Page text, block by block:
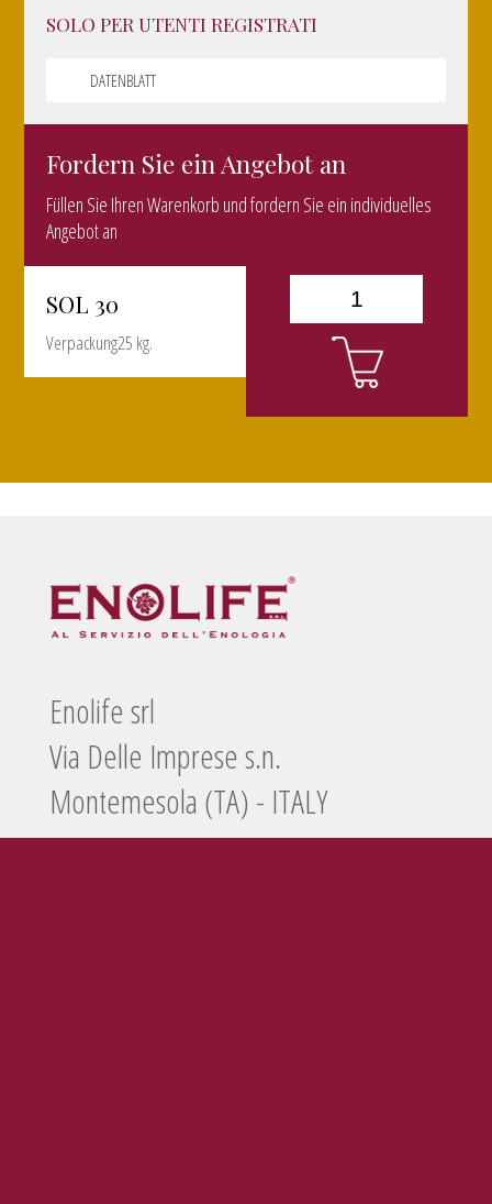
SOLO PER UTENTI REGISTRATI
DATENBLATT
Fordern Sie ein Angebot an
Füllen Sie Ihren Warenkorb und fordern Sie ein individuelles
Angebot an
SOL 30
Verpackung25 kg.
Enolife srl
Via Delle Imprese s.n.
Montemesola (TA) - ITALY